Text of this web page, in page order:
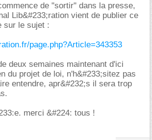
de "sortir" dans la presse,
Lib&#233;ration vient de publier ce
sur le sujet :
page.php?Article=343353
deux semaines maintenant d'ici
du projet de loi, n'h&#233;sitez pas
entendre, apr&#232;s il sera trop
merci &#224; tous !